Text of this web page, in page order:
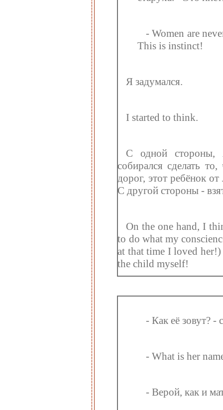
- Women are
This is instinct!
Я задумался.
I started to think.
С одной стороны,
собирался сделать
дорог, этот ребёнок
С другой стороны -
On the one hand, I
to do what my
at that time I loved her!)
the child myself!
- Как её зовут? -
- What is her
- Верой, как и